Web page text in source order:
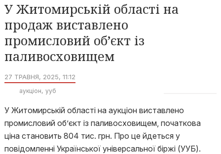
У Житомирській області на
продаж виставлено
промисловий об’єкт із
паливосховищем
27 ТРАВНЯ, 2025, 11:12
аукціон ууб
У Житомирській області на аукціон виставлено
промисловий об’єкт із паливосховищем, початкова
ціна становить 804 тис. грн. Про це йдеться у
повідомленні Української універсальної біржі (УУБ).